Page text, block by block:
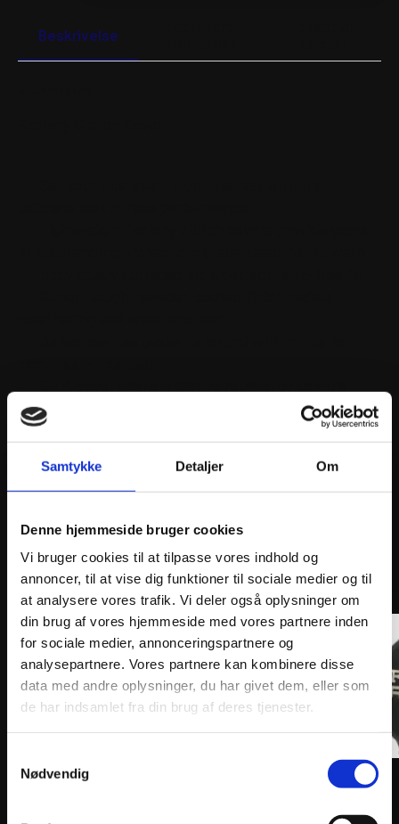
Samtykke Detaljer Om
Denne hjemmeside bruger cookies
Vi bruger cookies til at tilpasse vores indhold og
annoncer, til at vise dig funktioner til sociale medier og til
at analysere vores trafik. Vi deler også oplysninger om
din brug af vores hjemmeside med vores partnere inden
for sociale medier, annonceringspartnere og
analysepartnere. Vores partnere kan kombinere disse
data med andre oplysninger, du har givet dem, eller som
de har indsamlet fra din brug af deres tjenester.
Nødvendig
REPLACEMENT
BLACK
antal
Beskrivelse
supplied O-ring
ANDRE INTERESSANTE VARER
BOYESEN CLUTCH COVER FACTORY RACING